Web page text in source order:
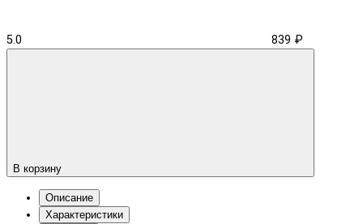
5.0 839 ₽
В корзину
Описание
Характеристики